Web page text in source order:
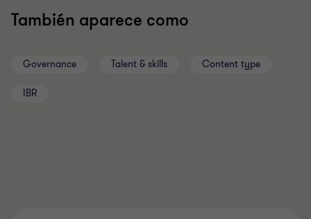
También aparece como
Governance Talent & skills Content type
IBR